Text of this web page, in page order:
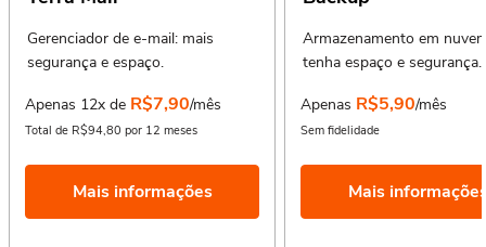
Gerenciador de e-mail: mais
segurança e espaço.
Apenas 12x de R$7,90/mês
Total de R$94,80 por 12 meses
Mais informações
Armazenamento em
tenha espaço e segurança.
Apenas R$5,90/mês
Sem fidelidade
Mais